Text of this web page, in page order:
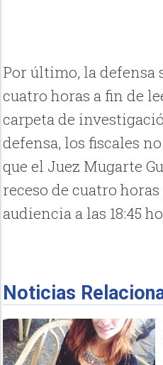
Por último, la defensa
cuatro horas a fin de
carpeta de
defensa, los fiscales
que el Juez Mugarte
receso de cuatro
audiencia a las 18:45
Noticias